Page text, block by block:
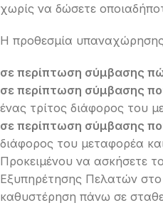
χωρίς να δώσετε
Η προθεσμία υπαναχώρησης
σε περίπτωση σύμβασης
σε περίπτωση σύμβασης
ένας τρίτος διάφορος του
σε περίπτωση σύμβασης
διάφορος του μεταφορέα
Προκειμένου να ασκήσετε
Εξυπηρέτησης Πελατών
καθυστέρηση πάνω σε